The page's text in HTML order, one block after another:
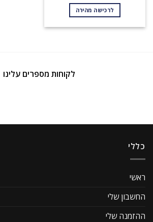
לרכישה מהירה
לקוחות מספרים עלינו
כללי
ראשי
החשבון שלי
ההזמנה שלי